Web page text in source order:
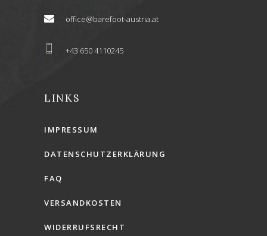
office@barefoot-austria.at
+43 650 4110245
LINKS
IMPRESSUM
DATENSCHUTZERKLÄRUNG
FAQ
VERSANDKOSTEN
WIDERRUFSRECHT